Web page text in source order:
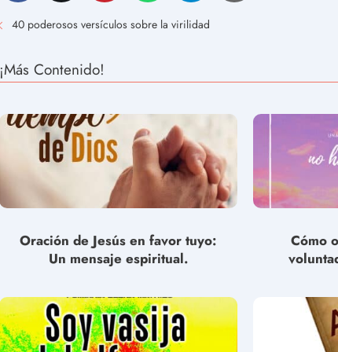
40 poderosos versículos sobre la virilidad
¡Más Contenido!
Oración de Jesús en favor tuyo:
Un mensaje espiritual.
Cómo